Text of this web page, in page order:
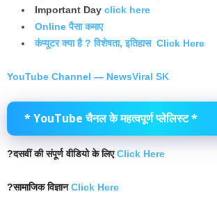
Important Day click here
Online पैसा कमाए
कंप्यूटर क्या है ? विशेषता, इतिहास Click Here
YouTube Channel — NewsViral SK
* YouTube चैनल के महत्वपूर्ण प्लेलिस्ट *
?दसवीं की संपूर्ण वीडियो के लिएClick Here
?सामाजिक विज्ञानClick Here